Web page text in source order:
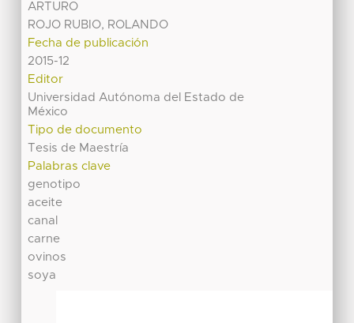
ARTURO
ROJO RUBIO, ROLANDO
Fecha de publicación
2015-12
Editor
Universidad Autónoma del Estado de
México
Tipo de documento
Tesis de Maestría
Palabras clave
genotipo
aceite
canal
carne
ovinos
soya